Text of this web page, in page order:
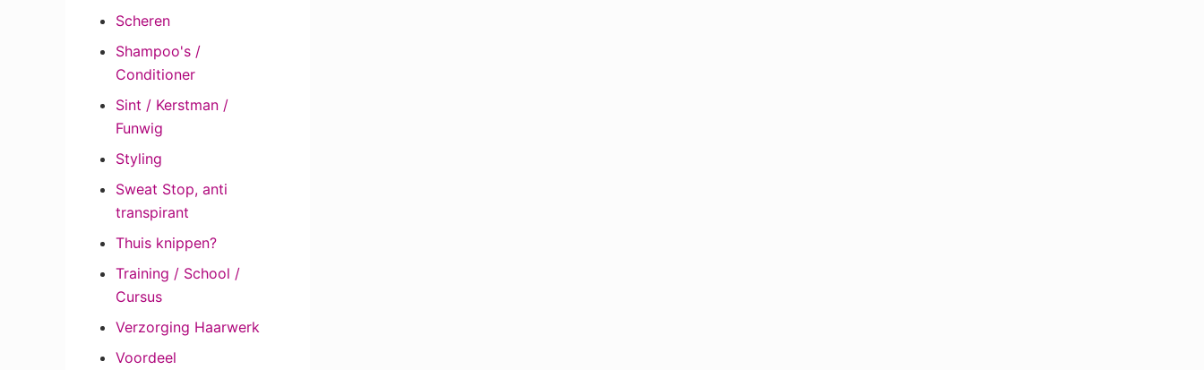
Scheren
Shampoo's /
Conditioner
Sint / Kerstman /
Funwig
Styling
Sweat Stop, anti
transpirant
Thuis knippen?
Training / School /
Cursus
Verzorging Haarwerk
Voordeel